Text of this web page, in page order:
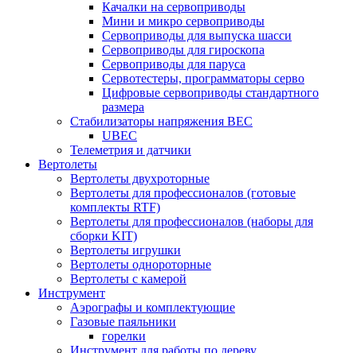
Качалки на сервоприводы
Мини и микро сервоприводы
Сервоприводы для выпуска шасси
Сервоприводы для гироскопа
Сервоприводы для паруса
Сервотестеры, программаторы серво
Цифровые сервоприводы стандартного
размера
Стабилизаторы напряжения BEC
UBEC
Телеметрия и датчики
Вертолеты
Вертолеты двухроторные
Вертолеты для профессионалов (готовые
комплекты RTF)
Вертолеты для профессионалов (наборы для
сборки KIT)
Вертолеты игрушки
Вертолеты однороторные
Вертолеты с камерой
Инструмент
Аэрографы и комплектующие
Газовые паяльники
горелки
Инструмент для работы по дереву